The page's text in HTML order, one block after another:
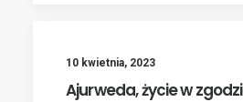
10 kwietnia, 2023
Ajurweda, życie w